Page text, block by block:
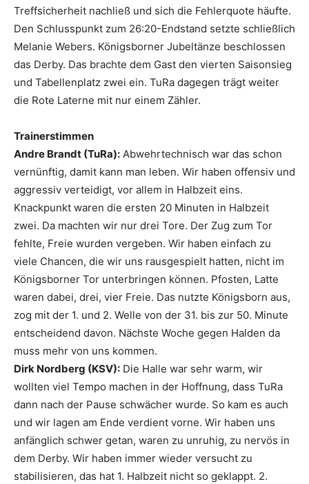
Treffsicherheit nachließ und sich die Fehlerquote häufte.
Den Schlusspunkt zum 26:20-Endstand setzte schließlich
Melanie Webers. Königsborner Jubeltänze beschlossen
das Derby. Das brachte dem Gast den vierten Saisonsieg
und Tabellenplatz zwei ein. TuRa dagegen trägt weiter
die Rote Laterne mit nur einem Zähler.
Trainerstimmen
Andre Brandt (TuRa): Abwehrtechnisch war das schon
vernünftig, damit kann man leben. Wir haben offensiv und
aggressiv verteidigt, vor allem in Halbzeit eins.
Knackpunkt waren die ersten 20 Minuten in Halbzeit
zwei. Da machten wir nur drei Tore. Der Zug zum Tor
fehlte, Freie wurden vergeben. Wir haben einfach zu
viele Chancen, die wir uns rausgespielt hatten, nicht im
Königsborner Tor unterbringen können. Pfosten, Latte
waren dabei, drei, vier Freie. Das nutzte Königsborn aus,
zog mit der 1. und 2. Welle von der 31. bis zur 50. Minute
entscheidend davon. Nächste Woche gegen Halden da
muss mehr von uns kommen.
Dirk Nordberg (KSV): Die Halle war sehr warm, wir
wollten viel Tempo machen in der Hoffnung, dass TuRa
dann nach der Pause schwächer wurde. So kam es auch
und wir lagen am Ende verdient vorne. Wir haben uns
anfänglich schwer getan, waren zu unruhig, zu nervös in
dem Derby. Wir haben immer wieder versucht zu
stabilisieren, das hat 1. Halbzeit nicht so geklappt. 2.